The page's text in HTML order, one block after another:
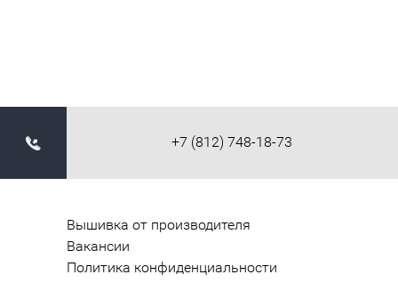
+7 (812) 748-18-73
Вышивка от производителя
Вакансии
Политика конфиденциальности